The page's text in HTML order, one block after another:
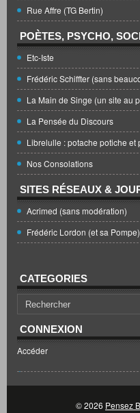
Rue Affre (TG Bertin)
POÈTES, PSYCHO,
Etc-Iste
Frédéric Schiffter (sans
La Main de Singe (un site au
La Pensée du Discours
Librelulle : potache potiche et
Nos Consolations
SITES RÉSEAUX &
Acrimed (sans modération)
Frédéric Lordon (et sa Pompe)
CATEGORIES
CONNEXION
Accéder
© 2026 Pensez